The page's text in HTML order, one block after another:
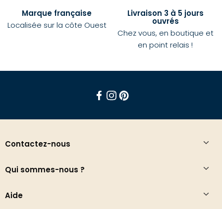
Marque française
Localisée sur la côte Ouest
Livraison 3 à 5 jours
ouvrés
Chez vous, en boutique et
en point relais !
Contactez-nous
Qui sommes-nous ?
Aide